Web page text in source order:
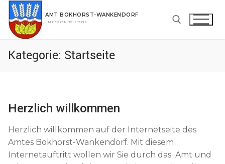
Zum
Inhalt
springen
AMT BOKHORST-WANKENDORF
…IM HERZEN HOLSTEINS
Suchen nach:
Kategorie: Startseite
Herzlich willkommen
Herzlich willkommen auf der Internetseite des
Amtes Bokhorst-Wankendorf. Mit diesem
Internetauftritt wollen wir Sie durch das Amt und